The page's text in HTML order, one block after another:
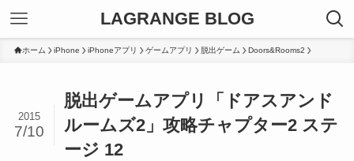
LAGRANGE BLOG
ホーム iPhone iPhoneアプリ ゲームアプリ 脱出ゲーム Doors&Rooms2
脱出ゲームアプリ「ドアスアンド
ルームズ2」攻略チャプター2 ステ
ージ 12
2015
7/10